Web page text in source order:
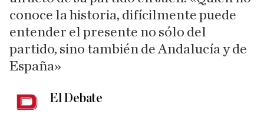
conoce la historia, difícilmente puede
entender el presente no sólo del
partido, sino también de Andalucía y de
España»
El Debate